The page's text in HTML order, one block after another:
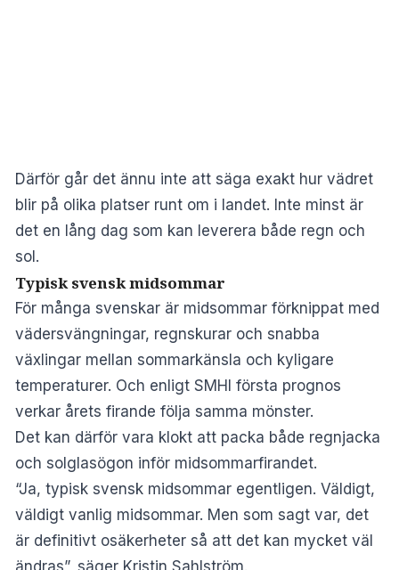
Därför går det ännu inte att säga exakt hur vädret
blir på olika platser runt om i landet. Inte minst är
det en lång dag som kan leverera både regn och
sol.
Typisk svensk midsommar
För många svenskar är midsommar förknippat med
vädersvängningar, regnskurar och snabba
växlingar mellan sommarkänsla och kyligare
temperaturer. Och enligt SMHI första prognos
verkar årets firande följa samma mönster.
Det kan därför vara klokt att packa både regnjacka
och solglasögon inför midsommarfirandet.
“Ja, typisk svensk midsommar egentligen. Väldigt,
väldigt vanlig midsommar. Men som sagt var, det
är definitivt osäkerheter så att det kan mycket väl
ändras”, säger Kristin Sahlström.